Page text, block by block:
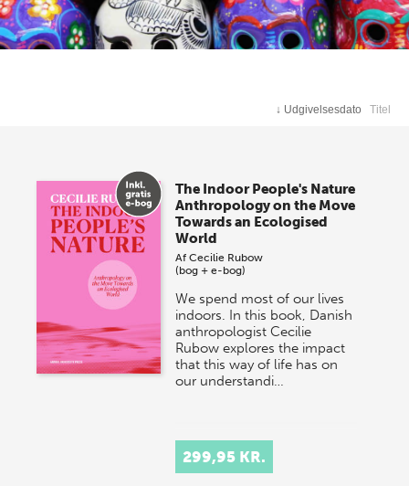
↓ Udgivelsesdato Titel
The Indoor People's Nature
Anthropology on the Move
Towards an Ecologised
World
AfCecilie Rubow
(bog + e-bog)
We spend most of our lives
indoors. In this book, Danish
anthropologist Cecilie
Rubow explores the impact
that this way of life has on
our understandi…
299,95 KR.